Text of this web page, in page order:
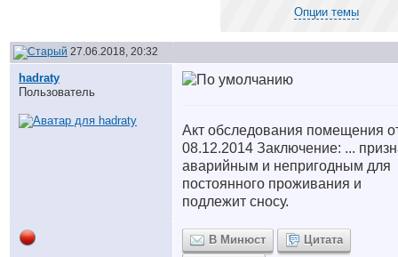
Опции темы
27.06.2018, 20:32
hadraty
Пользователь
Акт обследования помещения
08.12.2014 Заключение: ...
аварийным и непригодным для
постоянного проживания и
подлежит сносу.
В Минюст
Цитата